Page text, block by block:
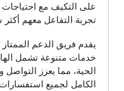
على التكيف مع
تجربة التفاعل معهم
يقدم فريق الدعم
خدمات متنوعة تشمل
الحية، مما يعزز
الكامل لجميع